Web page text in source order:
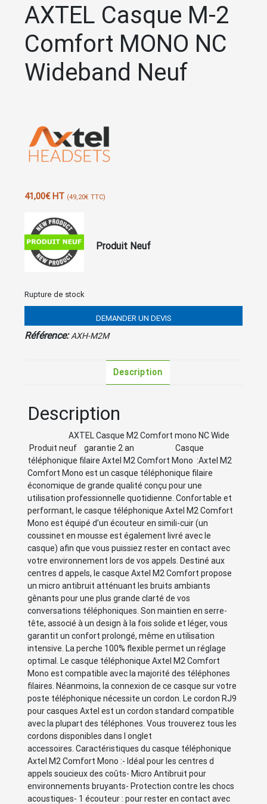
AXTEL Casque M-2
Comfort MONO NC
Wideband Neuf
41,00€HT (49,20€ TTC)
Produit Neuf
Rupture de stock
DEMANDER UN DEVIS
Référence:AXH-M2M
Description
Description
AXTEL Casque M2 Comfort mono NC Wide
Produit neuf garantie 2 an Casque
téléphonique filaire Axtel M2 Comfort Mono :Axtel M2
Comfort Mono est un casque téléphonique filaire
économique de grande qualité conçu pour une
utilisation professionnelle quotidienne. Confortable et
performant, le casque téléphonique Axtel M2 Comfort
Mono est équipé d’un écouteur en simili-cuir (un
coussinet en mousse est également livré avec le
casque) afin que vous puissiez rester en contact avec
votre environnement lors de vos appels. Destiné aux
centres d appels, le casque Axtel M2 Comfort propose
un micro antibruit atténuant les bruits ambiants
gênants pour une plus grande clarté de vos
conversations téléphoniques. Son maintien en serre-
tête, associé à un design à la fois solide et léger, vous
garantit un confort prolongé, même en utilisation
intensive. La perche 100% flexible permet un réglage
optimal. Le casque téléphonique Axtel M2 Comfort
Mono est compatible avec la majorité des téléphones
filaires. Néanmoins, la connexion de ce casque sur votre
poste téléphonique nécessite un cordon. Le cordon RJ9
pour casques Axtel est un cordon standard compatible
avec la plupart des téléphones. Vous trouverez tous les
cordons disponibles dans l onglet
accessoires. Caractéristiques du casque téléphonique
Axtel M2 Comfort Mono :- Idéal pour les centres d
appels soucieux des coûts- Micro Antibruit pour
environnements bruyants- Protection contre les chocs
acoustiques- 1 écouteur : pour rester en contact avec